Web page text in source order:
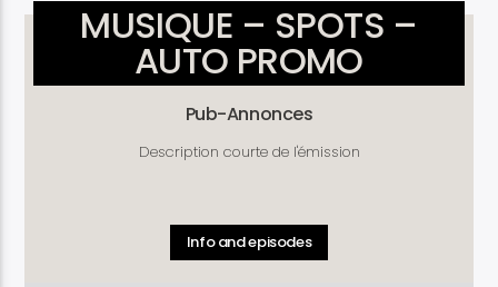
MUSIQUE – SPOTS –
AUTO PROMO
Pub-Annonces
Description courte de l'émission
Info and episodes